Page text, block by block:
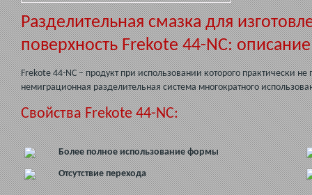
Разделительная смазка для
поверхность Frekote 44-NC: описание
Frekote 44-NC – продукт при использовании которого практически
немиграционная разделительная система многократного
Свойства Frekote 44-NC:
Более полное использование формы
Отсутствие перехода